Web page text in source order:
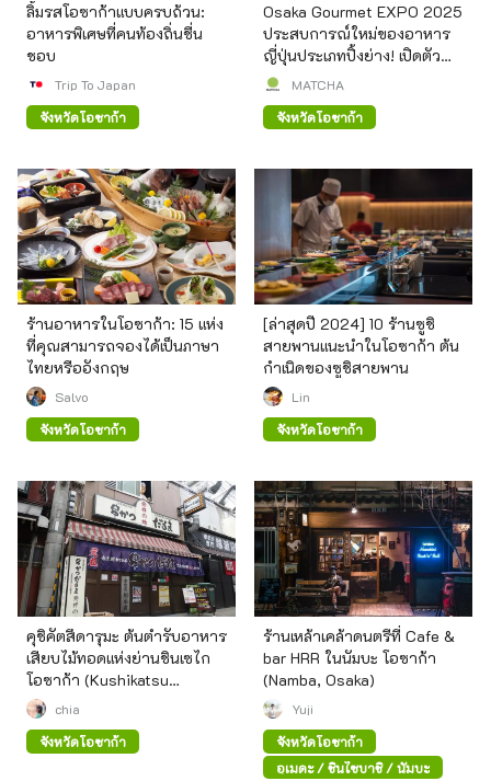
ลิ้มรสโอซาก้าแบบครบถ้วน:
อาหารพิเศษที่คนท้องถิ่นชื่น
ชอบ
Trip To Japan
จังหวัดโอซาก้า
Osaka Gourmet EXPO 2025
ประสบการณ์ใหม่ของอาหาร
ญี่ปุ่นประเภทปิ้งย่าง! เปิดตัว
AJINOMOTO BRAND Gyoza
า
MATCHA
จังหวัดโอซาก้า
ร้านอาหารในโอซาก้า: 15 แห่ง
ที่คุณสามารถจองได้เป็นภาษา
ไทยหรืออังกฤษ
Salvo
จังหวัดโอซาก้า
[ล่าสุดปี 2024] 10 ร้านซูชิ
สายพานแนะนำในโอซาก้า ต้น
กำเนิดของซูชิสายพาน
Lin
จังหวัดโอซาก้า
คุชิคัตสึดารุมะ ต้นตำรับอาหาร
เสียบไม้ทอดแห่งย่านชินเซไก
โอซาก้า (Kushikatsu
Daruma, Osaka)
chia
จังหวัดโอซาก้า
ร้านเหล้าเคล้าดนตรีที่ Cafe &
bar HRR ในนัมบะ โอซาก้า
(Namba, Osaka)
Yuji
จังหวัดโอซาก้า
อุเมดะ / ชินไซบาชิ / นัมบะ